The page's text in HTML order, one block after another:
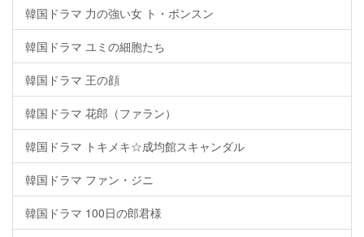
韓国ドラマ 力の強い女 ト・ボンスン
韓国ドラマ ユミの細胞たち
韓国ドラマ 王の顔
韓国ドラマ 花郎（ファラン）
韓国ドラマ トキメキ☆成均館スキャンダル
韓国ドラマ ファン・ジニ
韓国ドラマ 100日の郎君様